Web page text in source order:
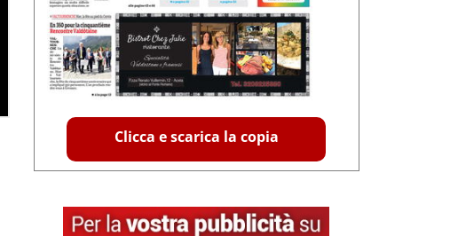
Clicca e scarica la copia